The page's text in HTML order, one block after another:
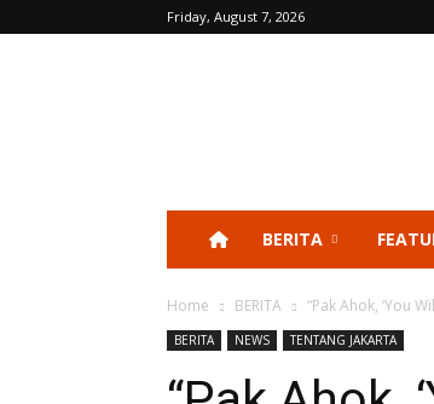
Friday, August 7, 2026
BERITA
Home BERITA “Pak Ahok, ‘You
BERITA NEWS TENTANG JAKARTA